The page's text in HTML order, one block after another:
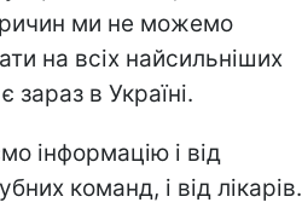
ми не можемо
на всіх найсильніших
зараз в Україні.
інформацію і від
команд, і від лікарів.